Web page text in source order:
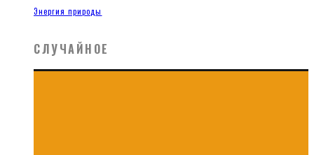
Энергия природы
СЛУЧАЙНОЕ